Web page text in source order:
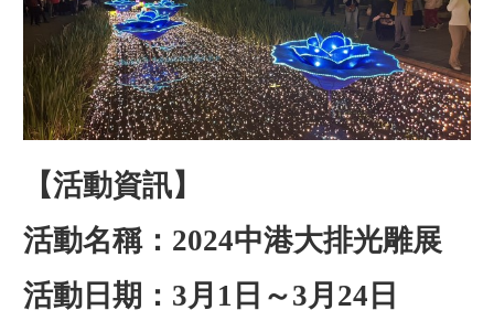
【活動資訊】
活動名稱：2024中港大排光雕展
活動日期：3月1日～3月24日